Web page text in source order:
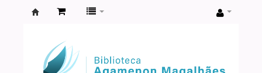
Agamenon
Magalhães